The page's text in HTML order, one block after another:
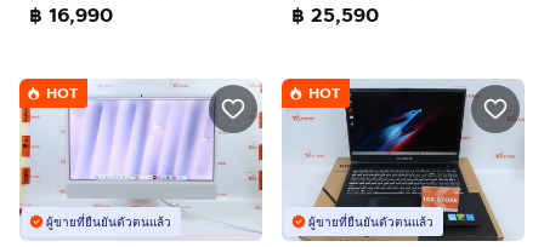
฿ 16,990 ฿ 25,590
HOT
ผู้ขายที่ยืนยันตัวตนแล้ว
HOT
ผู้ขายที่ยืนยันตัวตนแล้ว